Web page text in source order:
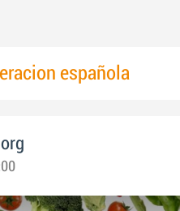
española